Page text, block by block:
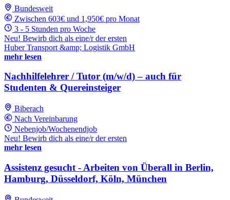
Bundesweit
Zwischen 603€ und 1,950€ pro Monat
3 - 5 Stunden pro Woche
Neu! Bewirb dich als eine/r der ersten
Huber Transport &amp; Logistik GmbH
mehr lesen
Nachhilfelehrer / Tutor (m/w/d) – auch für
Studenten & Quereinsteiger
Biberach
Nach Vereinbarung
Nebenjob/Wochenendjob
Neu! Bewirb dich als eine/r der ersten
mehr lesen
Assistenz gesucht - Arbeiten von Überall in Berlin,
Hamburg, Düsseldorf, Köln, München